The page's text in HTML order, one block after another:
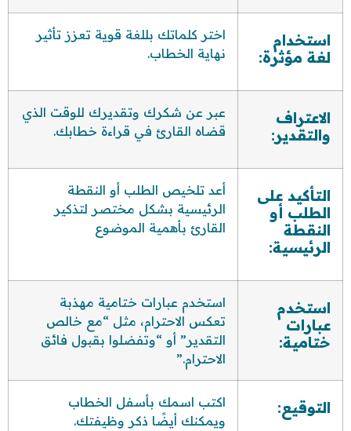
استخدام
لغة مؤثرة:
اختر كلماتك بللغة قوية تعزز تأثير
نهاية الخطاب.
الاعتراف
والتقدير:
عبر عن شكرك وتقديرك للوقت الذي
قضاه القارئ في قراءة خطابك.
التأكيد على
الطلب أو
النقطة
الرئيسية:
أعد تلخيص الطلب أو النقطة
الرئيسية بشكل مختصر لتذكير
القارئ بأهمية الموضوع
استخدم
عبارات
ختامية:
استخدم عبارات ختامية مهذبة
تعكس الاحترام، مثل “مع خالص
التقدير” أو “وتفضلوا بقبول فائق
الاحترام.”
التوقيع:
اكتب اسمك بأسفل الخطاب
ويمكنك أيضًا ذكر وظيفتك.